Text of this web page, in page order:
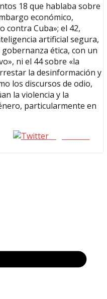
18 que hablaba sobre
económico,
contra Cuba»; el 42,
artificial segura,
ética, con un
ni el 44 sobre «la
la desinformación y
los discursos de odio,
la violencia y la
particularmente en
seguinos X